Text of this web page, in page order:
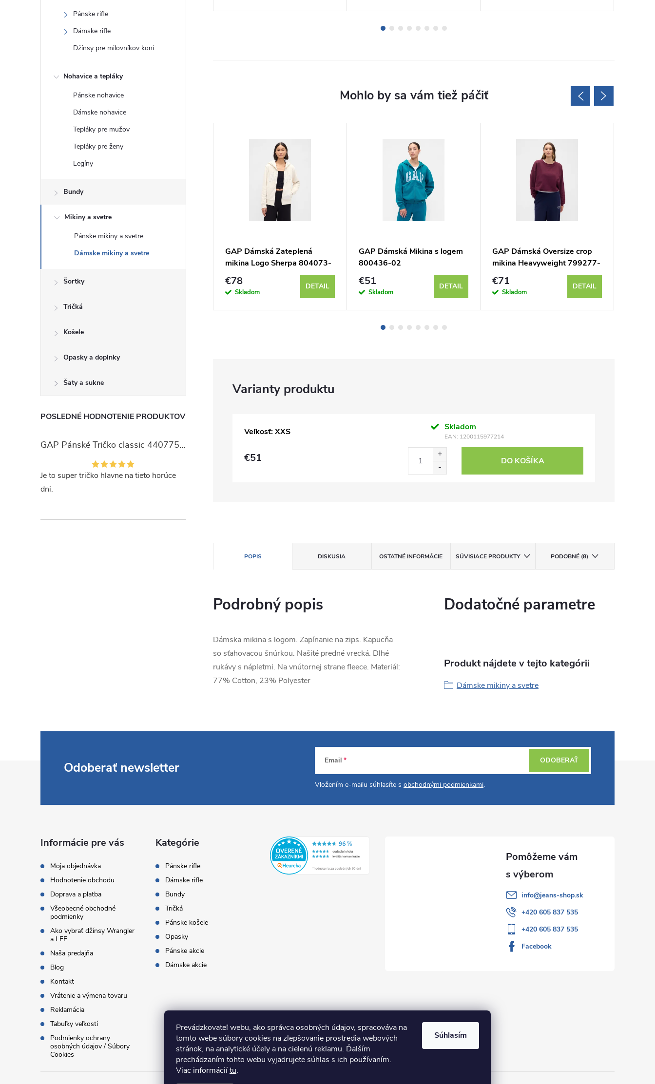
Prevádzkovateľ webu, ako správca osobných údajov, spracováva na
tomto webe súbory cookies na zlepšovanie prostredia webových
stránok, na analytické účely a na cielenú reklamu. Ďalším
prechádzaním tohto webu vyjadrujete súhlas s ich používaním.
Viac informáciítu.
Súhlasím
Pánske rifle
Dámske rifle
Džínsy pre milovníkov koní
Nohavice a tepláky
Pánske nohavice
Dámske nohavice
Tepláky pre mužov
Tepláky pre ženy
Legíny
Bundy
Mikiny a svetre
Pánske mikiny a svetre
Dámske mikiny a svetre
Šortky
Tričká
Košele
Opasky a doplnky
Šaty a sukne
POSLEDNÉ HODNOTENIE PRODUKTOV
GAP Pánské Tričko classic 440775-00
Je to super tričko hlavne na tieto horúce
dni.
Veľkosť: XXS Skladom
EAN: 1200115977214
€51 DO KOŠÍKA
POPIS DISKUSIA OSTATNÉ INFORMÁCIE SÚVISIACE PRODUKTY PODOBNÉ (8)
Podrobný popis
Dámska mikina s logom. Zapínanie na zips. Kapucňa
so sťahovacou šnúrkou. Našité predné vrecká. Dlhé
rukávy s nápletmi. Na vnútornej strane fleece. Materiál:
77% Cotton, 23% Polyester
Dodatočné parametre
Produkt nájdete v tejto kategórii
Dámske mikiny a svetre
DETAIL
GAP Dámská Oversize mikina
GAP Dámská Zateplená
mikina Logo Sherpa 804073-
02
€78
Skladom
DETAIL
GAP Dámská Mikina s logem
800436-02
€51
Skladom
DETAIL
GAP Dámská Oversize crop
mikina Heavyweight 799277-
00
€71
Skladom
DETAIL
Odoberať newsletter Email
Vložením e-mailu súhlasíte s obchodnými podmienkami.
ODOBERAŤ
Informácie pre vás
Moja objednávka
Hodnotenie obchodu
Doprava a platba
Všeobecné obchodné
podmienky
Ako vybrať džínsy Wrangler
a LEE
Naša predajňa
Blog
Kontakt
Vrátenie a výmena tovaru
Reklamácia
Tabuľky veľkostí
Podmienky ochrany
osobných údajov / Súbory
Cookies
Kategórie
Pánske rifle
Dámske rifle
Bundy
Tričká
Pánske košele
Opasky
Pánske akcie
Dámske akcie
info@jeans-shop.sk
+420 605 837 535
+420 605 837 535
Facebook